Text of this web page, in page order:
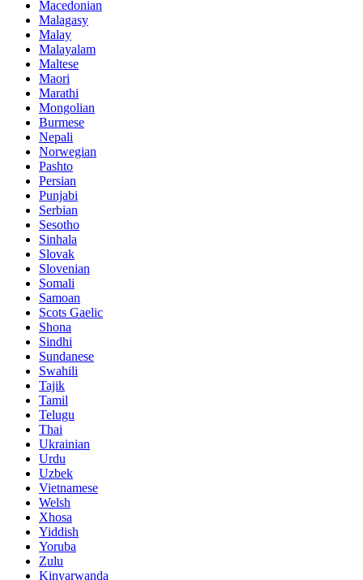
Macedonian
Malagasy
Malay
Malayalam
Maltese
Maori
Marathi
Mongolian
Burmese
Nepali
Norwegian
Pashto
Persian
Punjabi
Serbian
Sesotho
Sinhala
Slovak
Slovenian
Somali
Samoan
Scots Gaelic
Shona
Sindhi
Sundanese
Swahili
Tajik
Tamil
Telugu
Thai
Ukrainian
Urdu
Uzbek
Vietnamese
Welsh
Xhosa
Yiddish
Yoruba
Zulu
Kinyarwanda